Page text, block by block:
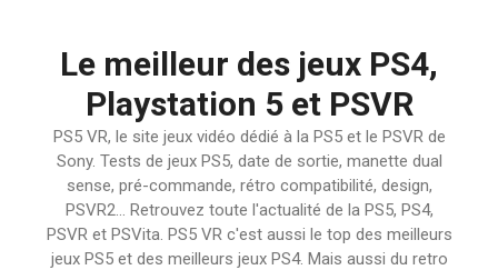
Le meilleur des jeux PS4,
Playstation 5 et PSVR
PS5 VR, le site jeux vidéo dédié à la PS5 et le PSVR de
Sony. Tests de jeux PS5, date de sortie, manette dual
sense, pré-commande, rétro compatibilité, design,
PSVR2… Retrouvez toute l'actualité de la PS5, PS4,
PSVR et PSVita. PS5 VR c'est aussi le top des meilleurs
jeux PS5 et des meilleurs jeux PS4. Mais aussi du retro